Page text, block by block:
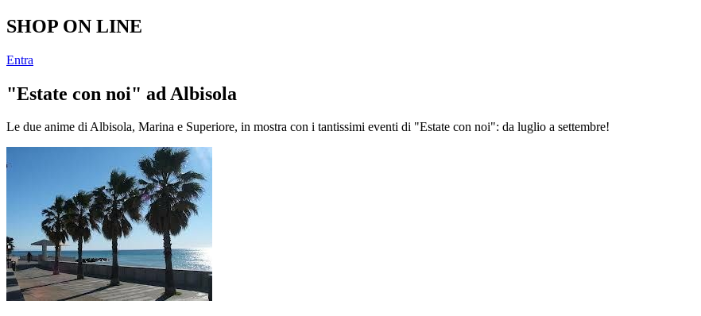
SHOP ON LINE
Entra
"Estate con noi" ad Albisola
Le due anime di Albisola, Marina e Superiore, in mostra con i tantissimi eventi di "Estate con noi": da luglio a settembre!